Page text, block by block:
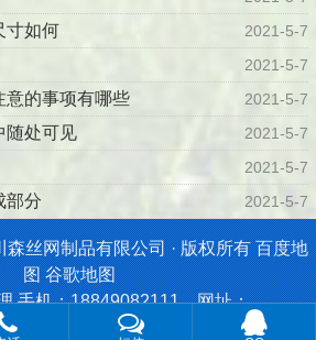
寸如何 2021-5-7
2021-5-7
意的事项有哪些 2021-5-7
随处可见 2021-5-7
2021-5-7
部分 2021-5-7
丝网制品有限公司 · 版权所有百度地
图 谷歌地图
手机：18849082111 网址：